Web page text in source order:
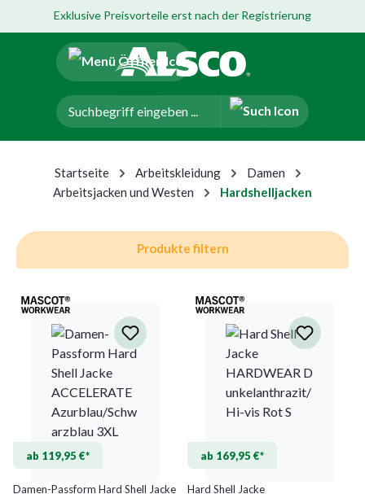
Hauptinhalt springen
Zur Navigation der B2B-Plattform springen
Exklusive Preisvorteile erst nach der Registrierung
Startseite Arbeitskleidung
Damen
Arbeitsjacken und Westen
Hardshelljacken
Produkte filtern
ab 119,95 €*
Damen-Passform Hard Shell Jacke
ab 169,95 €*
Hard Shell Jacke